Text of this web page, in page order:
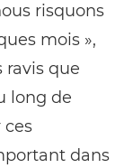
risquons
mois »,
ravis que
long de
ces
dans